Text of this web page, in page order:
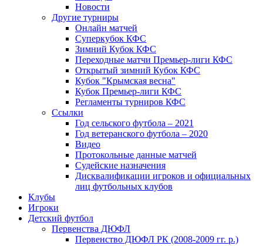
Новости
Другие турниры
Онлайн матчей
Суперкубок КФС
Зимний Кубок КФС
Переходные матчи Премьер-лиги КФС
Открытый зимний Кубок КФС
Кубок "Крымская весна"
Кубок Премьер-лиги КФС
Регламенты турниров КФС
Ссылки
Год сельского футбола – 2021
Год ветеранского футбола – 2020
Видео
Протокольные данные матчей
Судейские назначения
Дисквалификации игроков и официальных
лиц футбольных клубов
Клубы
Игроки
Детский футбол
Первенства ДЮФЛ
Первенство ДЮФЛ РК (2008-2009 гг. р.)